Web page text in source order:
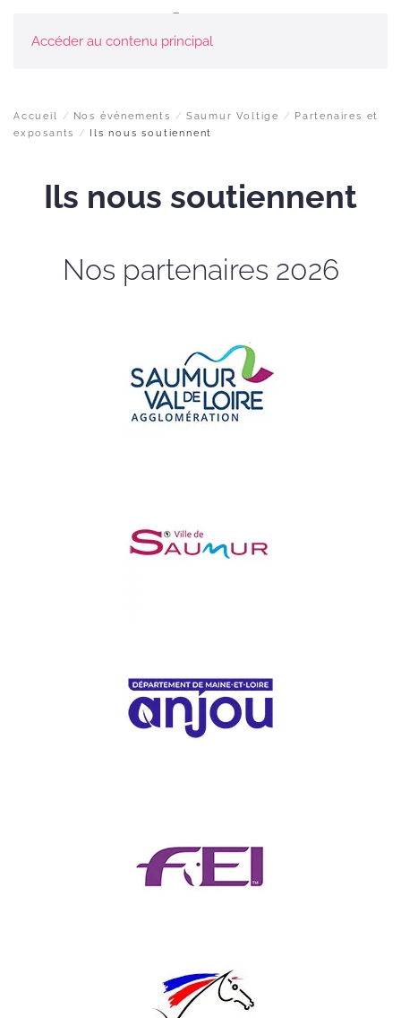
Accéder au contenu principal
Accueil Nos événements Saumur Voltige
Partenaires et
exposants
Ils nous soutiennent
Ils nous soutiennent
Nos partenaires 2026